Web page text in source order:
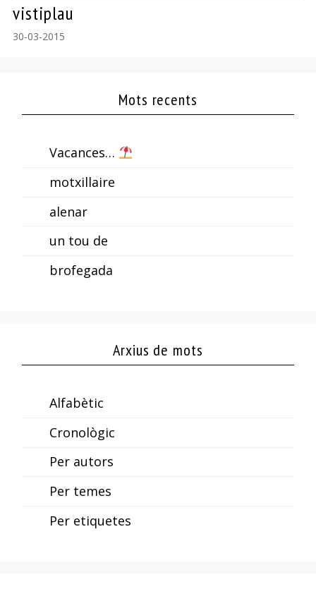
vistiplau
30-03-2015
Mots recents
Vacances…
motxillaire
alenar
un tou de
brofegada
Arxius de mots
Alfabètic
Cronològic
Per autors
Per temes
Per etiquetes